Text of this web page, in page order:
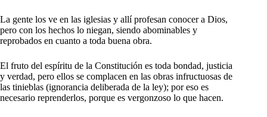
La gente los ve en las iglesias y allí profesan conocer a Dios,
pero con los hechos lo niegan, siendo abominables y
reprobados en cuanto a toda buena obra.
El fruto del espíritu de la Constitución es toda bondad, justicia
y verdad, pero ellos se complacen en las obras infructuosas de
las tinieblas (ignorancia deliberada de la ley); por eso es
necesario reprenderlos, porque es vergonzoso lo que hacen.